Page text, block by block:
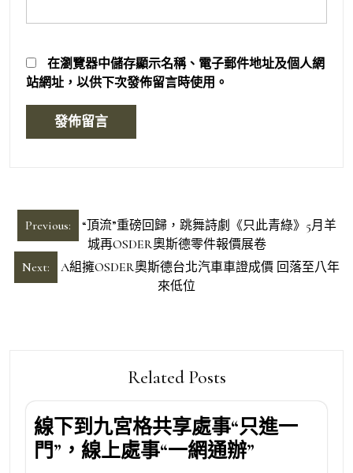
在瀏覽器中儲存顯示名稱、電子郵件地址及個人網
站網址，以供下次發佈留言時使用。
文
章
導
Previous:
“頂流”重磅回歸，跳舞詩劇《只此青綠》5月羊
城再OSDER奧斯德零件報價展卷
Next:
A組擁OSDER奧斯德台北汽車車證成價 回落至八年
來低位
Related Posts
線下到九宮格共享處事“只進一
門”，線上處事“一網通辦”